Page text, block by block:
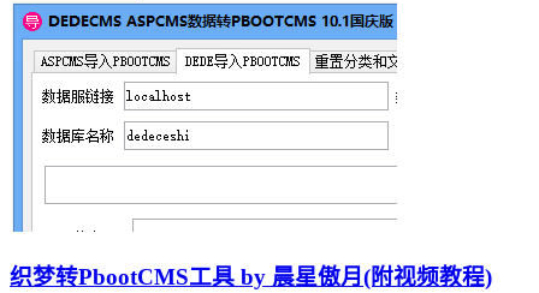
织梦转PbootCMS工具 by 晨星傲月(附视频教程)